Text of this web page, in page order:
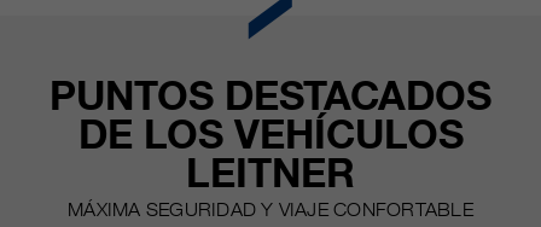
PUNTOS DESTACADOS
DE LOS VEHÍCULOS
LEITNER
MÁXIMA SEGURIDAD Y VIAJE CONFORTABLE